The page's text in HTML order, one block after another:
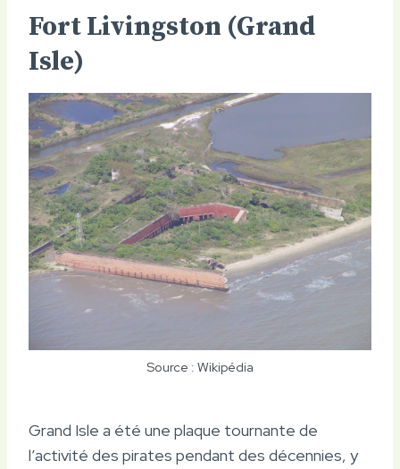
Fort Livingston (Grand
Isle)
Source : Wikipédia
Grand Isle a été une plaque tournante de
l’activité des pirates pendant des décennies, y